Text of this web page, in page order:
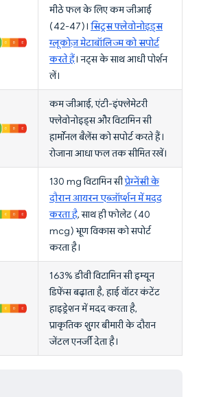
मीठे फल के लिए कम जीआई
(42-47)। सिट्रस फ्लेवोनोइड्स
ग्लूकोज़ मेटाबॉलिज्म को सपोर्ट
करते हैं। नट्स के साथ आधी पोर्शन
लें।
कम जीआई, एंटी-इंफ्लेमेटरी
फ्लेवोनोइड्स और विटामिन सी
हार्मोनल बैलेंस को सपोर्ट करते हैं।
रोजाना आधा फल तक सीमित रखें।
130 mg विटामिन सीप्रेग्नेंसी के
दौरान आयरन एब्जॉर्प्शन में मदद
करता है, साथ ही फोलेट (40
mcg) भ्रूण विकास को सपोर्ट
करता है।
163% डीवी विटामिन सी इम्यून
डिफेंस बढ़ाता है, हाई वॉटर कंटेंट
हाइड्रेशन में मदद करता है,
प्राकृतिक शुगर बीमारी के दौरान
जेंटल एनर्जी देता है।